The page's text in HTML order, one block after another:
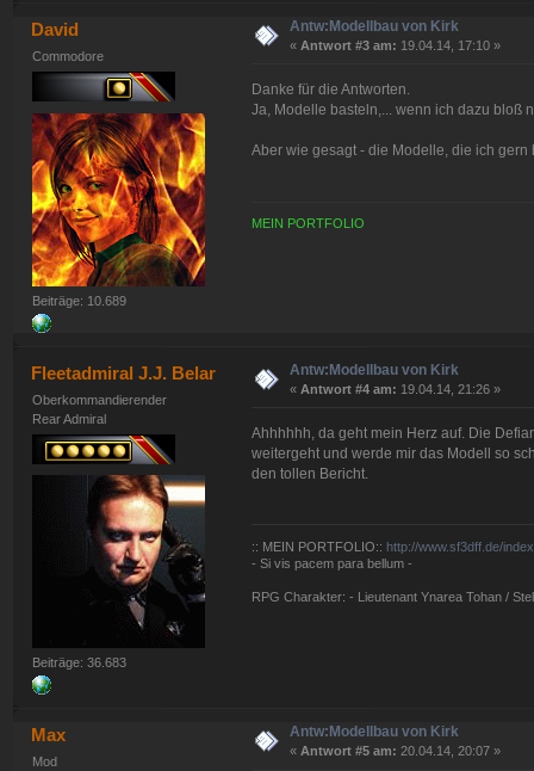
David
Commodore
Beiträge: 10.689
Antw:Modellbau von Kirk
« Antwort #3 am: 19.04.14, 17:10 »
Danke für die Antworten.
Ja, Modelle basteln,... wenn ich dazu bloß
Aber wie gesagt - die Modelle, die ich
MEIN PORTFOLIO
Fleetadmiral J.J. Belar
Oberkommandierender
Rear Admiral
Beiträge: 36.683
Antw:Modellbau von Kirk
« Antwort #4 am: 19.04.14, 21:26 »
Ahhhhhh, da geht mein Herz auf. Die
weitergeht und werde mir das Modell so
den tollen Bericht.
:: MEIN PORTFOLIO:: http://www.sf3dff.de/
- Si vis pacem para bellum -
RPG Charakter: - Lieutenant Ynarea Tohan /
Max
Mod
Antw:Modellbau von Kirk
«Antwort #5 am: 20.04.14, 20:07 »